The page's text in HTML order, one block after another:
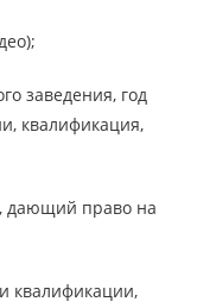
заведения, год
квалификация,
дающий право на
квалификации,